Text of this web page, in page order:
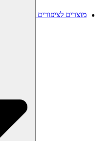
מוצרים לציפורים